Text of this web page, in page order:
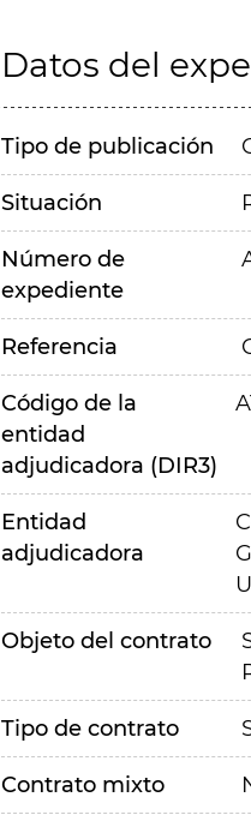
Datos del
Tipo de publicación
Situación
Número de
expediente
Referencia
Código de la
entidad
adjudicadora (DIR3)
Entidad
adjudicadora
Objeto del contrato
Tipo de contrato
Contrato mixto